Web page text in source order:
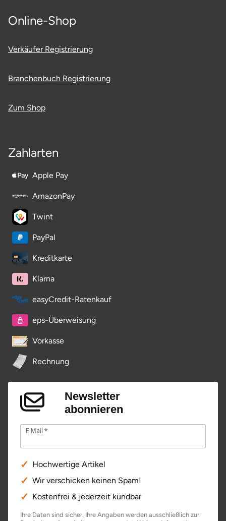
Online-Shop
Verkäufer Registrierung
Branchenbuch Registrierung
Zum Shop
Zahlarten
Apple Pay
AmazonPay
Twint
PayPal
Kreditkarte
Klarna
easyCredit-Ratenkauf
eps-Überweisung
Vorkasse
Rechnung
Newsletter
abonnieren
E-Mail
Hochwertige Artikel
Wir verschicken keinen Spam!
Kostenfrei & jederzeit kündbar
Ihre Daten sind sicher. Ihre Angaben werden ausschließlich zur